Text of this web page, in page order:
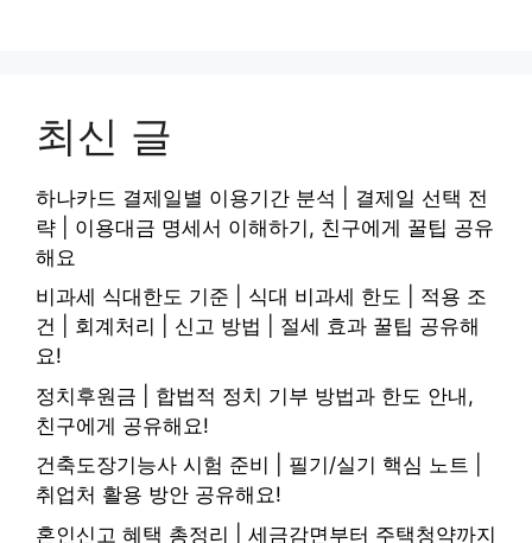
최신 글
하나카드 결제일별 이용기간 분석 | 결제일 선택 전
략 | 이용대금 명세서 이해하기, 친구에게 꿀팁 공유
해요
비과세 식대한도 기준 | 식대 비과세 한도 | 적용 조
건 | 회계처리 | 신고 방법 | 절세 효과 꿀팁 공유해
요!
정치후원금 | 합법적 정치 기부 방법과 한도 안내,
친구에게 공유해요!
건축도장기능사 시험 준비 | 필기/실기 핵심 노트 |
취업처 활용 방안 공유해요!
혼인신고 혜택 총정리 | 세금감면부터 주택청약까지